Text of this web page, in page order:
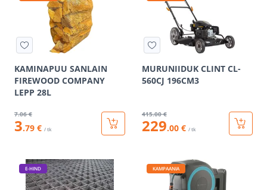
KAMINAPUU SANLAIN
FIREWOOD COMPANY
LEPP 28L
7.06 €
3.79 € / tk
MURUNIIDUK CLINT CL-
560CJ 196CM3
415.00 €
229.00 € / tk
E-HIND KAMPAANIA